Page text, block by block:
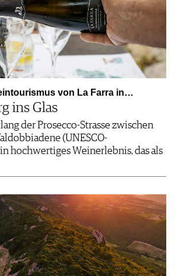
von La Farra in…
ins Glas
der Prosecco-Strasse zwischen
(UNESCO-
hochwertiges Weinerlebnis, das als